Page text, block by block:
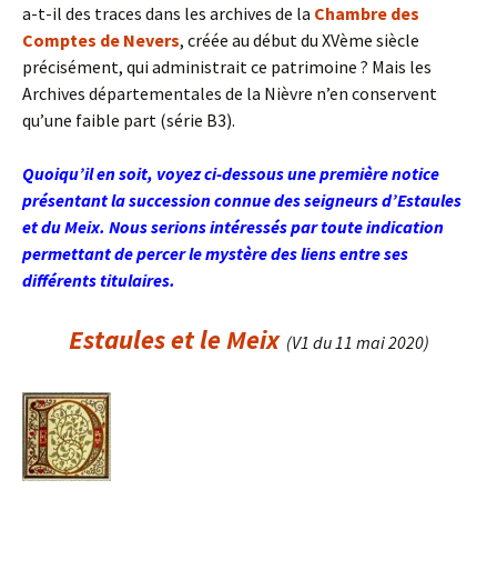
a-t-il des traces dans les archives de la Chambre des
Comptes de Nevers, créée au début du XVème siècle
précisément, qui administrait ce patrimoine ? Mais les
Archives départementales de la Nièvre n’en conservent
qu’une faible part (série B3).
Quoiqu’il en soit, voyez ci-dessous une première notice
présentant la succession connue des seigneurs d’Estaules
et du Meix. Nous serions intéressés par toute indication
permettant de percer le mystère des liens entre ses
différents titulaires.
Estaules et le Meix (V1 du 11 mai 2020)